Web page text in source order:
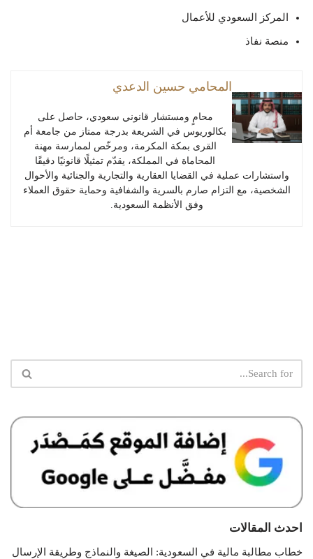
المركز السعودي للأعمال
منصة نفاذ
المحامي حسين الدعدي
محامٍ ومستشار قانوني سعودي، حاصل على
بكالوريوس في الشريعة بدرجة ممتاز من جامعة أم
القرى بمكة المكرمة، ومرخّص لممارسة مهنة
المحاماة في المملكة، يقدّم تمثيلًا قانونيًا دقيقًا
واستشارات عملية في القضايا العقارية والتجارية والجنائية والأحوال
الشخصية، مع التزام صارم بالسرية والشفافية وحماية حقوق العملاء
وفق الأنظمة السعودية.
احدث المقالات
خطاب مطالبة مالية في السعودية: الصيغة والنماذج وطريقة الإرسال